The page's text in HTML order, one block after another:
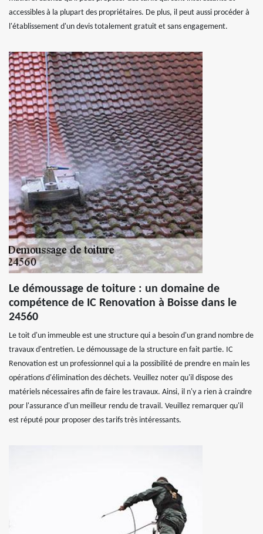
accessibles à la plupart des propriétaires. De plus, il peut aussi procéder à
l'établissement d'un devis totalement gratuit et sans engagement.
Le démoussage de toiture : un domaine de
compétence de IC Renovation à Boisse dans le
24560
Le toit d'un immeuble est une structure qui a besoin d'un grand nombre de
travaux d'entretien. Le démoussage de la structure en fait partie. IC
Renovation est un professionnel qui a la possibilité de prendre en main les
opérations d'élimination des déchets. Veuillez noter qu'il dispose des
matériels nécessaires afin de faire les travaux. Ainsi, il n'y a rien à craindre
pour l'assurance d'un meilleur rendu de travail. Veuillez remarquer qu'il
est réputé pour proposer des tarifs très intéressants.